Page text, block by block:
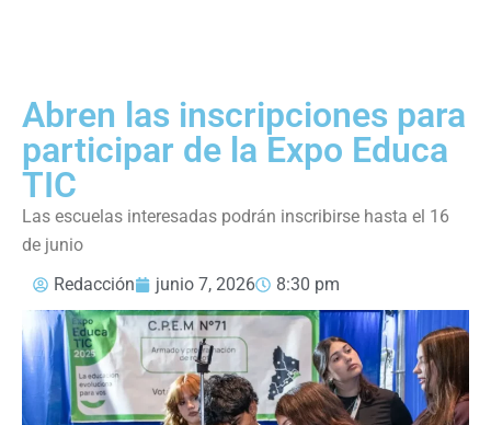
Abren las inscripciones para
participar de la Expo Educa
TIC
Las escuelas interesadas podrán inscribirse hasta el 16
de junio
Redacción
junio 7, 2026 8:30 pm